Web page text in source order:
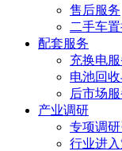
售后服务
二手车
配套服务
充换电
电池回
后市场
产业调研
专项调
行业进